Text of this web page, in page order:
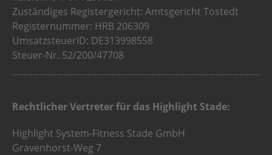
Zuständiges Registergericht: Amtsgericht Tostedt
Registernummer: HRB 206309
UmsatzsteuerID: DE313998558
Steuer-Nr. 52/200/47708
Rechtlicher Vertreter für das Highlight Stade:
Highlight System-Fitness Stade GmbH
Gravenhorst-Weg 7